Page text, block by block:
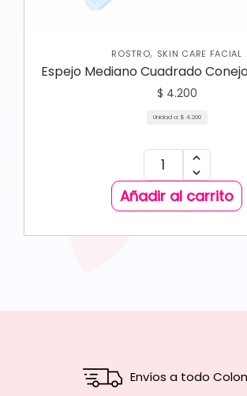
ROSTRO, SKIN CARE FACIAL
Espejo Mediano Cuadrado
$ 4.200
Unidad a: $ 4.200
Añadir al carrito
Envíos a todo